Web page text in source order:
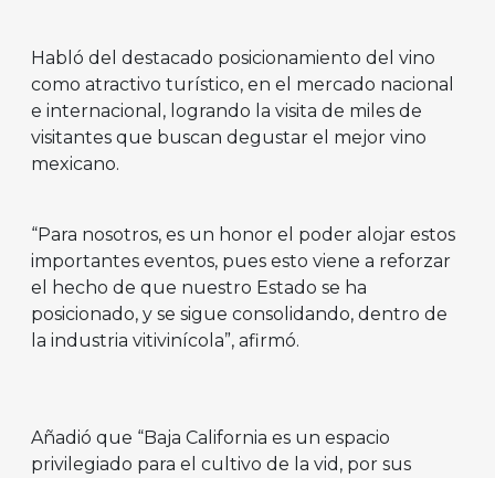
Habló del destacado posicionamiento del vino
como atractivo turístico, en el mercado nacional
e internacional, logrando la visita de miles de
visitantes que buscan degustar el mejor vino
mexicano.
“Para nosotros, es un honor el poder alojar estos
importantes eventos, pues esto viene a reforzar
el hecho de que nuestro Estado se ha
posicionado, y se sigue consolidando, dentro de
la industria vitivinícola”, afirmó.
Añadió que “Baja California es un espacio
privilegiado para el cultivo de la vid, por sus